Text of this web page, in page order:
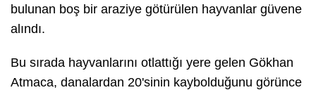
bulunan boş bir araziye götürülen hayvanlar güvene
alındı.
Bu sırada hayvanlarını otlattığı yere gelen Gökhan
Atmaca, danalardan 20'sinin kaybolduğunu görünce